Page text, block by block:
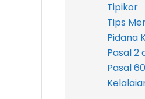
Tipikor
Tips
Pidana
Pasal 2
Pasal